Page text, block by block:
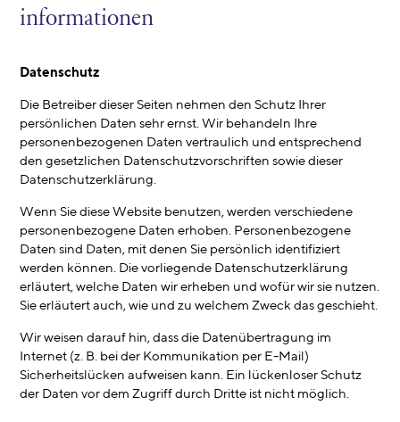
informationen
Datenschutz
Die Betreiber dieser Seiten nehmen den Schutz Ihrer
persönlichen Daten sehr ernst. Wir behandeln Ihre
personenbezogenen Daten vertraulich und entsprechend
den gesetzlichen Datenschutzvorschriften sowie dieser
Datenschutzerklärung.
Wenn Sie diese Website benutzen, werden verschiedene
personenbezogene Daten erhoben. Personenbezogene
Daten sind Daten, mit denen Sie persönlich identifiziert
werden können. Die vorliegende Datenschutzerklärung
erläutert, welche Daten wir erheben und wofür wir sie nutzen.
Sie erläutert auch, wie und zu welchem Zweck das geschieht.
Wir weisen darauf hin, dass die Datenübertragung im
Internet (z. B. bei der Kommunikation per E-Mail)
Sicherheitslücken aufweisen kann. Ein lückenloser Schutz
der Daten vor dem Zugriff durch Dritte ist nicht möglich.